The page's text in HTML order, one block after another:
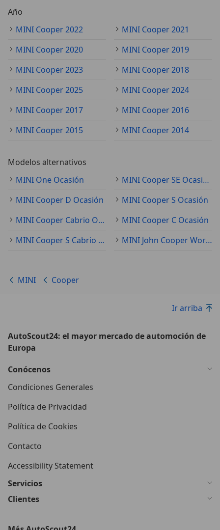
Año
MINI Cooper 2022
MINI Cooper 2021
MINI Cooper 2020
MINI Cooper 2019
MINI Cooper 2023
MINI Cooper 2018
MINI Cooper 2025
MINI Cooper 2024
MINI Cooper 2017
MINI Cooper 2016
MINI Cooper 2015
MINI Cooper 2014
Modelos alternativos
MINI One Ocasión
MINI Cooper SE Ocasión
MINI Cooper D Ocasión
MINI Cooper S Ocasión
MINI Cooper Cabrio Ocasión
MINI Cooper C Ocasión
MINI Cooper S Cabrio Ocasión
MINI John Cooper Works Ocasión
MINI Cooper
Ir arriba
AutoScout24: el mayor mercado de automoción de
Europa
Conócenos
Condiciones Generales
Política de Privacidad
Política de Cookies
Contacto
Accessibility Statement
Servicios
Clientes